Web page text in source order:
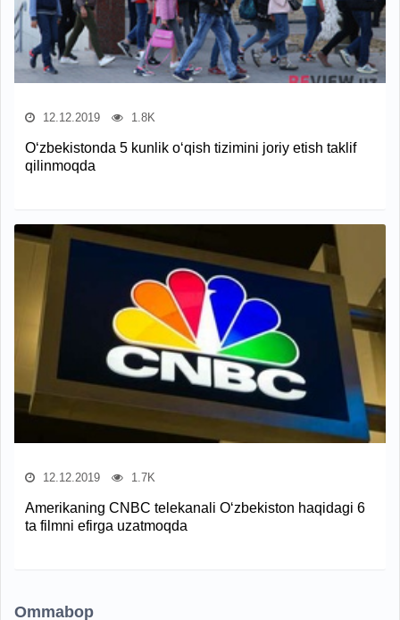
12.12.2019 1.8K
O‘zbekistonda 5 kunlik o‘qish tizimini joriy etish taklif
qilinmoqda
12.12.2019 1.7K
Amerikaning CNBC telekanali O‘zbekiston haqidagi 6
ta filmni efirga uzatmoqda
Ommabop